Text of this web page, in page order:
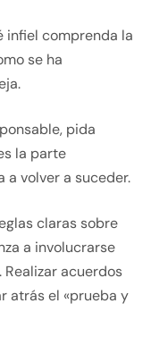
infiel comprenda la
se ha
pida
la parte
a volver a suceder.
claras sobre
a involucrarse
acuerdos
atrás el «prueba y